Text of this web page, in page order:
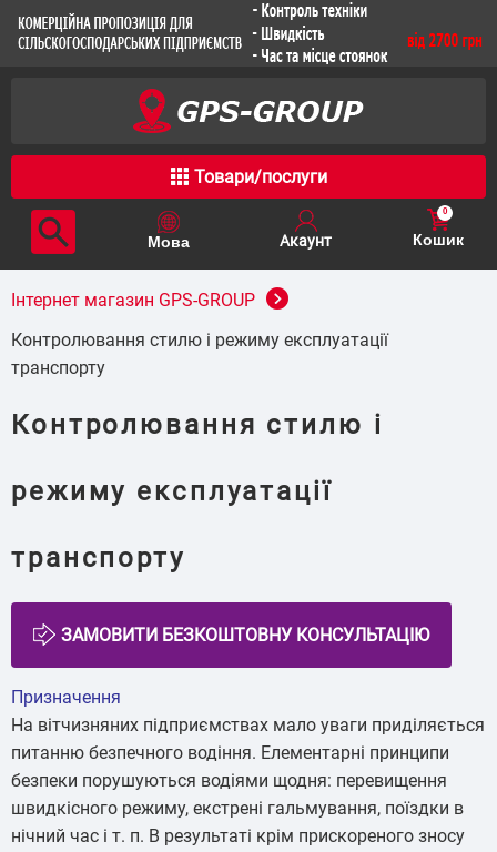
Товари/послуги
Кошик
0
Інтернет магазин GPS-GROUP
Контролювання стилю і режиму експлуатації
транспорту
Контролювання стилю і
режиму експлуатації
транспорту
Призначення
На вітчизняних підприємствах мало уваги приділяється
питанню безпечного водіння. Елементарні принципи
безпеки порушуються водіями щодня: перевищення
швидкісного режиму, екстрені гальмування, поїздки в
нічний час і т. п. В результаті крім прискореного зносу